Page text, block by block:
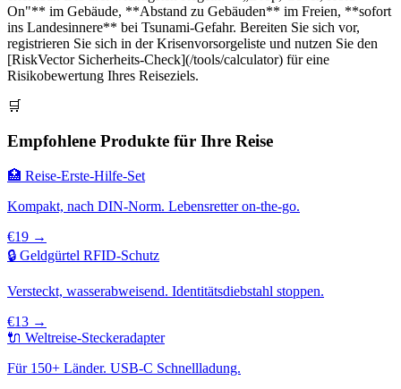
On"** im Gebäude, **Abstand zu Gebäuden** im Freien, **sofort
ins Landesinnere** bei Tsunami-Gefahr. Bereiten Sie sich vor,
registrieren Sie sich in der Krisenvorsorgeliste und nutzen Sie den
[RiskVector Sicherheits-Check](/tools/calculator) für eine
Risikobewertung Ihres Reiseziels.
🛒
Empfohlene Produkte für Ihre Reise
🏥 Reise-Erste-Hilfe-Set
Kompakt, nach DIN-Norm. Lebensretter on-the-go.
€19 →
🔒 Geldgürtel RFID-Schutz
Versteckt, wasserabweisend. Identitätsdiebstahl stoppen.
€13 →
🔌 Weltreise-Steckeradapter
Für 150+ Länder. USB-C Schnellladung.